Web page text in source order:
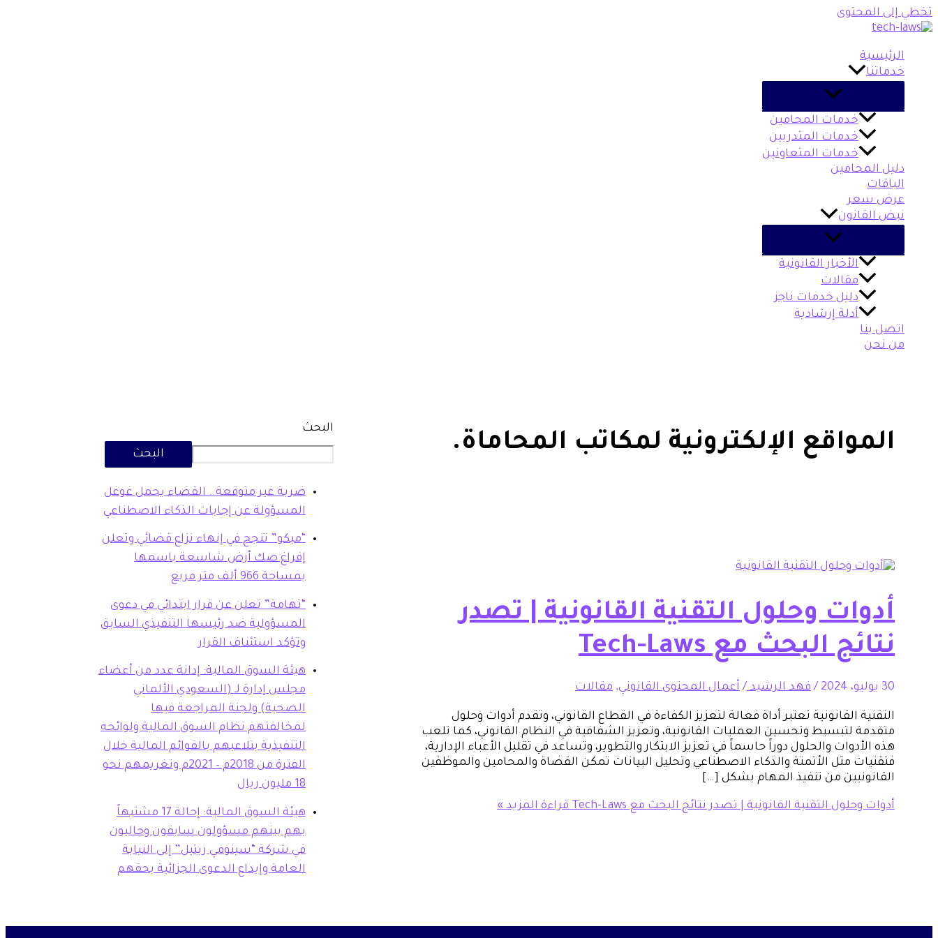
تخطي إلى المحتوى
الرئيسية
خدماتنا
خدمات المحامين
خدمات المتدربين
خدمات المتعاونين
دليل المحامين
الباقات
عرض سعر
نبض القانون
الأخبار القانونية
مقالات
دليل خدمات ناجز
أدلة إرشادية
اتصل بنا
من نحن
المواقع الإلكترونية لمكاتب المحاماة.
أدوات وحلول التقنية القانونية | تصدر
نتائج البحث مع Tech-Laws
30 يوليو، 2024 /فهد الرشيد/أعمال المحتوى القانوني, مقالات
التقنية القانونية تعتبر أداة فعالة لتعزيز الكفاءة في القطاع القانوني، وتقدم أدوات وحلول
متقدمة لتبسيط وتحسين العمليات القانونية، وتعزيز الشفافية في النظام القانوني، كما تلعب
هذه الأدوات والحلول دوراً حاسماً في تعزيز الابتكار والتطوير، وتساعد في تقليل الأعباء الإدارية،
فتقنيات مثل الأتمتة والذكاء الاصطناعي وتحليل البيانات تمكن القضاة والمحامين والموظفين
القانونيين من تنفيذ المهام بشكل […]
أدوات وحلول التقنية القانونية | تصدر نتائج البحث مع Tech-Laws قراءة المزيد »
البحث
البحث
ضربة غير متوقعة.. القضاء يحمل غوغل
المسؤولة عن إجابات الذكاء الاصطناعي
“مبكو” تنجح في إنهاء نزاع قضائي وتعلن
إفراغ صك أرض شاسعة باسمها
بمساحة 966 ألف متر مربع
“تهامة” تعلن عن قرار ابتدائي في دعوى
المسؤولية ضد رئيسها التنفيذي السابق
وتؤكد استئناف القرار
هيئة السوق المالية: إدانة عدد من أعضاء
مجلس إدارة لـ (السعودي الألماني
الصحية) ولجنة المراجعة فيها
لمخالفتهم نظام السوق المالية ولوائحه
التنفيذية بتلاعبهم بالقوائم المالية خلال
الفترة من 2018م – 2021م وتغريمهم نحو
18 مليون ريال
هيئة السوق المالية: إحالة 17 مشتبهاً
بهم بينهم مسؤولون سابقون وحاليون
في شركة “سينومي ريتيل” إلى النيابة
العامة وإيداع الدعوى الجزائية بحقهم